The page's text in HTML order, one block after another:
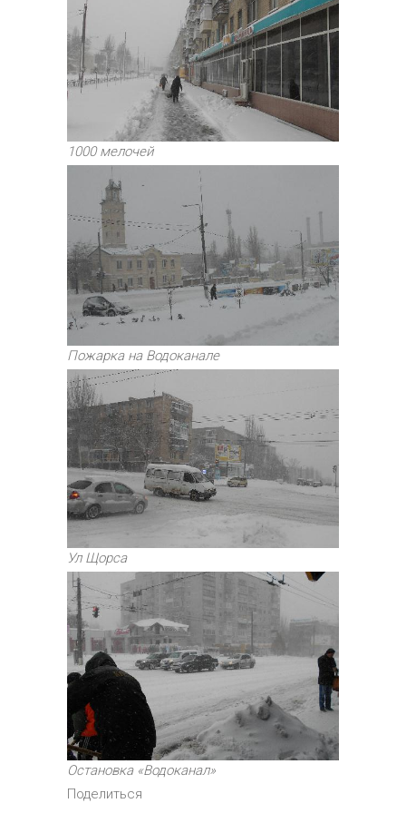
1000 мелочей
Пожарка на Водоканале
Ул Щорса
Остановка «Водоканал»
Поделиться